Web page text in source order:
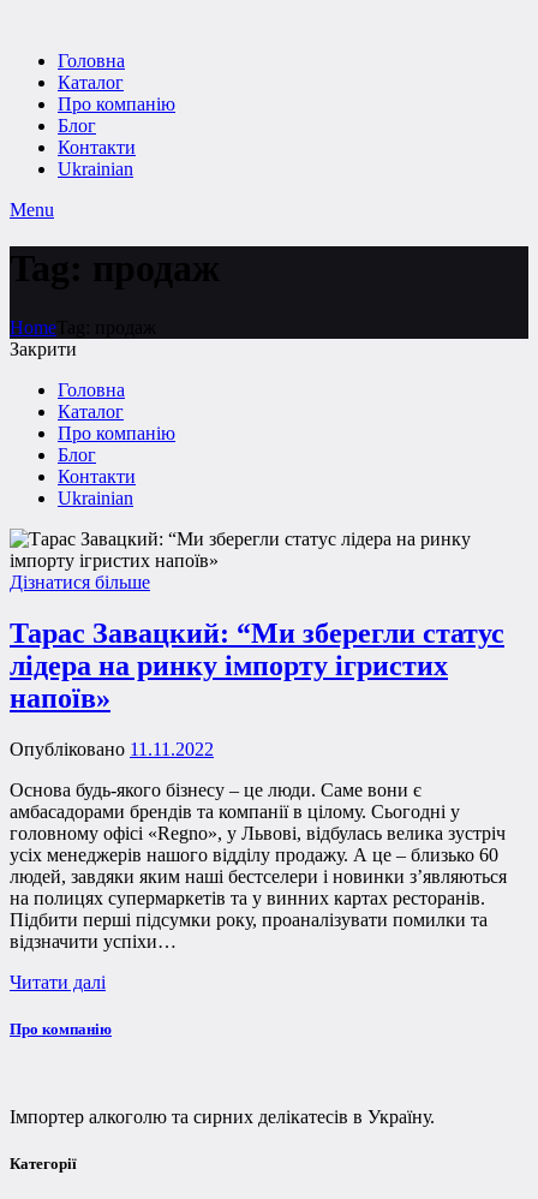
Головна
Каталог
Про компанію
Блог
Контакти
Ukrainian
Menu
Tag: продаж
Home Tag: продаж
Закрити
Головна
Каталог
Про компанію
Блог
Контакти
Ukrainian
Дізнатися більше
Тарас Завацкий: “Ми зберегли статус
лідера на ринку імпорту ігристих
напоїв»
Опубліковано 11.11.2022
Основа будь-якого бізнесу – це люди. Саме вони є
амбасадорами брендів та компанії в цілому. Сьогодні у
головному офісі «Regno», у Львові, відбулась велика зустріч
усіх менеджерів нашого відділу продажу. А це – близько 60
людей, завдяки яким наші бестселери і новинки з’являються
на полицях супермаркетів та у винних картах ресторанів.
Підбити перші підсумки року, проаналізувати помилки та
відзначити успіхи…
Читати далі
Про компанію
Імпортер алкоголю та сирних делікатесів в Україну.
Категорії